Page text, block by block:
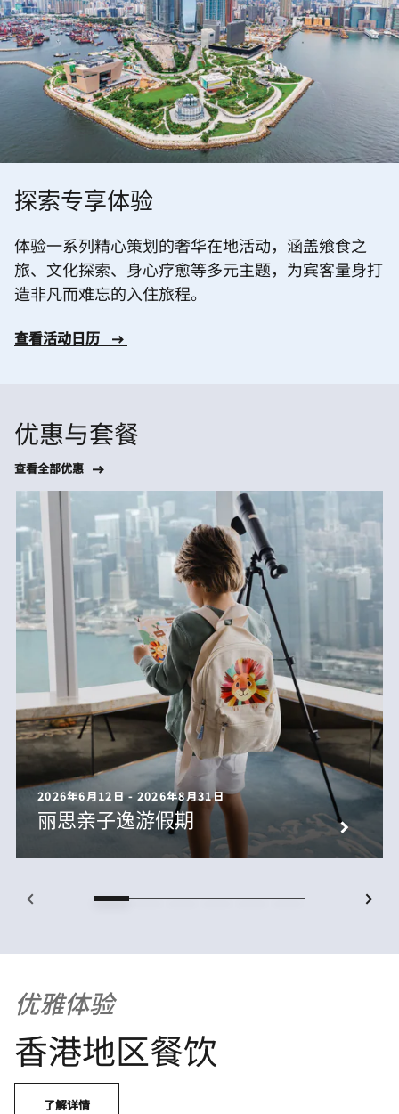
探索专享体验
体验一系列精心策划的奢华在地活动，涵盖飨食之
旅、文化探索、身心疗愈等多元主题，为宾客量身打
造非凡而难忘的入住旅程。
查看活动日历
优惠与套餐
查看全部优惠
2026年6月12日 - 2026年8月31日
丽思亲子逸游假期
优雅体验
香港地区餐饮
了解详情